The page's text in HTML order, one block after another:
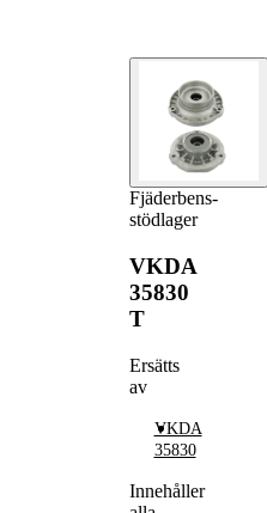
Fjäderbens-
stödlager
VKDA
35830
T
Ersätts
av
VKDA
35830
Innehåller